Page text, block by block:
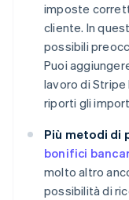
imposte
cliente. In
possibili
Puoi
lavoro di
riporti gli
Più metodi di
bonifici
molto altro
possibilità di